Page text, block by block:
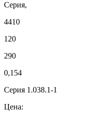
Серия,
4410
120
290
0,154
Серия 1.038.1-1
Цена: